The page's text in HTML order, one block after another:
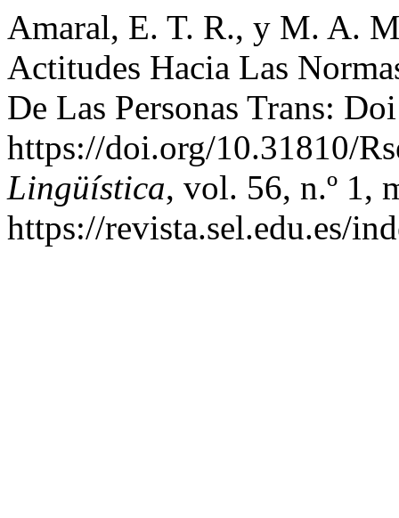
Amaral, E. T. R., y M. A.
Actitudes Hacia Las
De Las Personas Trans:
https://doi.org/10.31810/
Lingüística, vol. 56, n.º 1,
https://revista.sel.edu.es/